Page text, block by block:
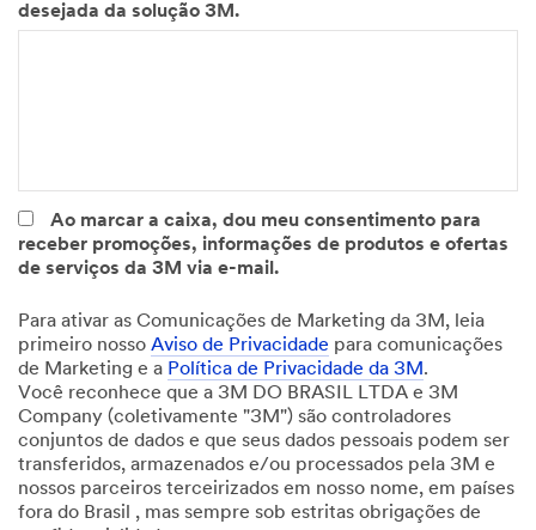
desejada da solução 3M.
Ao marcar a caixa, dou meu consentimento para
receber promoções, informações de produtos e ofertas
de serviços da 3M via e-mail.
Para ativar as Comunicações de Marketing da 3M, leia
primeiro nosso Aviso de Privacidade para comunicações
de Marketing e a Política de Privacidade da 3M.
Você reconhece que a 3M DO BRASIL LTDA e 3M
Company (coletivamente "3M") são controladores
conjuntos de dados e que seus dados pessoais podem ser
transferidos, armazenados e/ou processados pela 3M e
nossos parceiros terceirizados em nosso nome, em países
fora do Brasil , mas sempre sob estritas obrigações de